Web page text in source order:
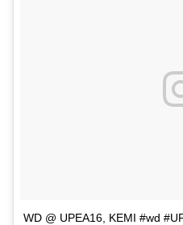
WD @ UPEA16, KEMI #wd